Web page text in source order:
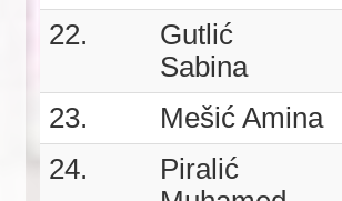
22.
Gutlić
Sabina
23. Mešić Amina
24.
Piralić